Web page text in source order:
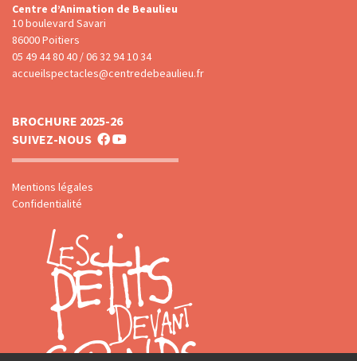
Centre d’Animation de Beaulieu
10 boulevard Savari
86000 Poitiers
05 49 44 80 40 / 06 32 94 10 34
accueilspectacles@centredebeaulieu.fr
BROCHURE 2025-26
SUIVEZ-NOUS
Mentions légales
Confidentialité